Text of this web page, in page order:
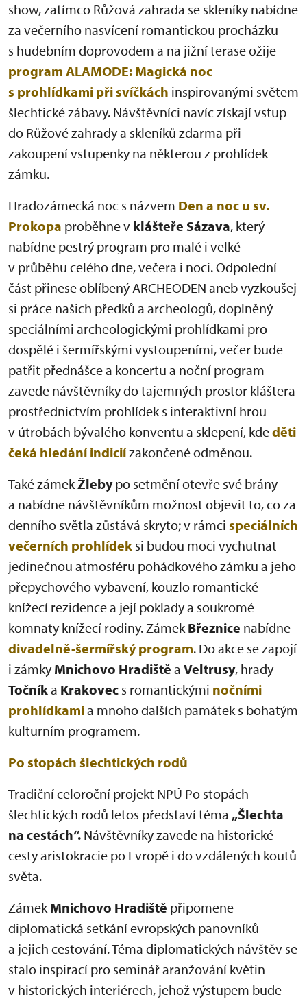
show, zatímco Růžová zahrada se skleníky nabídne
za večerního nasvícení romantickou procházku
s hudebním doprovodem a na jižní terase ožije
program ALAMODE: Magická noc
s prohlídkami při svíčkách inspirovanými světem
šlechtické zábavy. Návštěvníci navíc získají vstup
do Růžové zahrady a skleníků zdarma při
zakoupení vstupenky na některou z prohlídek
zámku.
Hradozámecká noc s názvem Den a noc u sv.
Prokopa proběhne v klášteře Sázava, který
nabídne pestrý program pro malé i velké
v průběhu celého dne, večera i noci. Odpolední
část přinese oblíbený ARCHEODEN aneb vyzkoušej
si práce našich předků a archeologů, doplněný
speciálními archeologickými prohlídkami pro
dospělé i šermířskými vystoupeními, večer bude
patřit přednášce a koncertu a noční program
zavede návštěvníky do tajemných prostor kláštera
prostřednictvím prohlídek s interaktivní hrou
v útrobách bývalého konventu a sklepení, kdeděti
čeká hledání indiciízakončené odměnou.
Také zámekŽlebypo setmění otevře své brány
a nabídne návštěvníkům možnost objevit to, co za
denního světla zůstává skryto; v rámci speciálních
večerních prohlídek si budou moci vychutnat
jedinečnou atmosféru pohádkového zámku a jeho
přepychového vybavení, kouzlo romantické
knížecí rezidence a její poklady a soukromé
komnaty knížecí rodiny. ZámekBřeznice nabídne
divadelně-šermířský program. Do akce se zapojí
i zámky Mnichovo Hradiště a Veltrusy, hrady
Točníka Krakovec s romantickými nočními
prohlídkamia mnoho dalších památek s bohatým
kulturním programem.
Po stopách šlechtických rodů
Tradiční celoroční projekt NPÚ Po stopách
šlechtických rodů letos představí téma „Šlechta
na cestách“. Návštěvníky zavede na historické
cesty aristokracie po Evropě i do vzdálených koutů
světa.
ZámekMnichovo Hradiště připomene
diplomatická setkání evropských panovníků
a jejich cestování. Téma diplomatických návštěv se
stalo inspirací pro seminář aranžování květin
v historických interiérech, jehož výstupem bude